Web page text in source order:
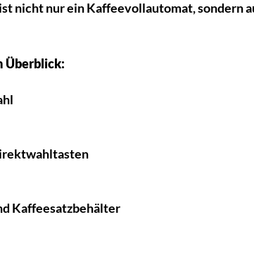
nicht nur ein Kaffeevollautomat, sondern
Überblick:
Kaffeesatzbehälter